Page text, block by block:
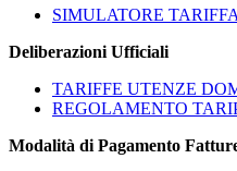
SIMULATORE
Deliberazioni Ufficiali
TARIFFE UTENZE
REGOLAMENTO
Modalità di Pagamento